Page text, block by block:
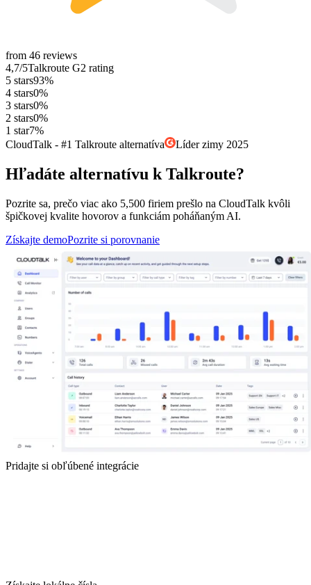
from 46 reviews
4,7/5Talkroute G2 rating
5 stars93%
4 stars0%
3 stars0%
2 stars0%
1 star7%
CloudTalk - #1 Talkroute alternatíva
Líder zimy 2025
Hľadáte alternatívu k Talkroute?
Pozrite sa, prečo viac ako 5,500 firiem prešlo na CloudTalk kvôli
špičkovej kvalite hovorov a funkciám poháňaným AI.
Získajte demoPozrite si porovnanie
Pridajte si obľúbené integrácie